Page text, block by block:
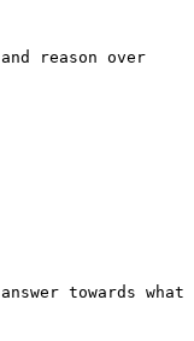
reason over
towards what